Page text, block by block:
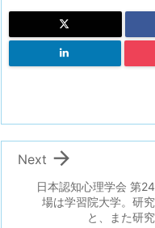
日本認知心理学会 第
場は学習院大学。研
と、また研

Next